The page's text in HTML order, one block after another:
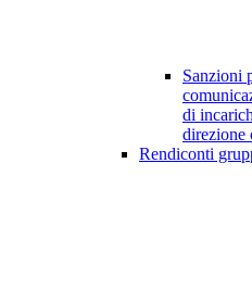
Sanzioni
di
direzione
Rendiconti